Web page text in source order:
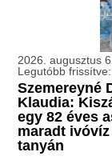
2026. augusztus
Legutóbb
Szemereyné
Klaudia:
egy 82 éves
maradt
tanyán